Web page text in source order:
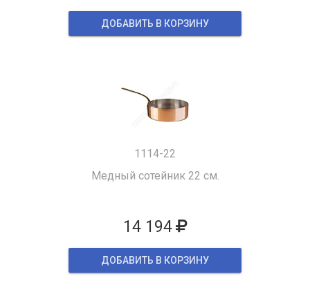
ДОБАВИТЬ В КОРЗИНУ
1114-22
Медный сотейник 22 см.
14 194
ДОБАВИТЬ В КОРЗИНУ